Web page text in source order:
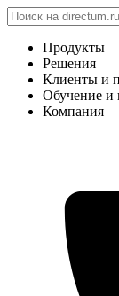
Продукты
Решения
Клиенты и
Обучение и
Компания